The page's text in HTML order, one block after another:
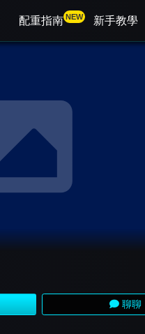
配重指南NEW 新手教學
聊聊